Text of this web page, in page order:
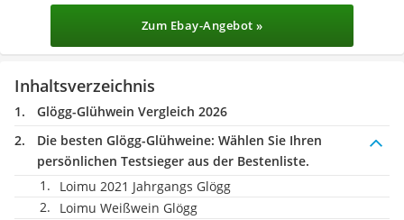
Zum Ebay-Angebot »
Inhaltsverzeichnis
Glögg-Glühwein Vergleich 2026
Die besten Glögg-Glühweine: Wählen Sie Ihren
persönlichen Testsieger aus der Bestenliste.
Loimu 2021 Jahrgangs Glögg
Loimu Weißwein Glögg